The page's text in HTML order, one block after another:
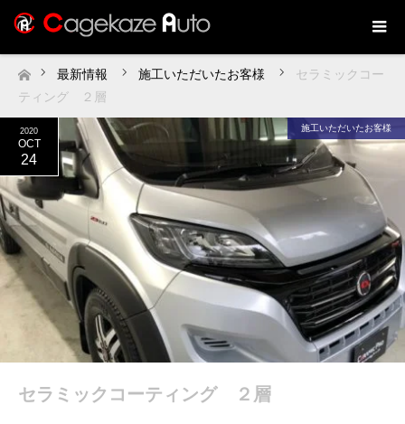
ホーム
最新情報 施工いただいたお客様
セラミックコー
ティング ２層
2020
OCT
24
施工いただいたお客様
セラミックコーティング ２層